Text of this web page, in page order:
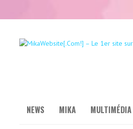
NEWS MIKA MULTIMÉDIA